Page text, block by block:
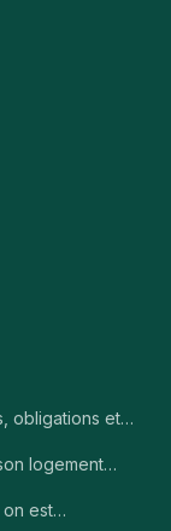
obligations et…
logement…
on est…